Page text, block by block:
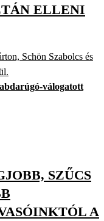
ELLENI
Schön Szabolcs és
válogatott
SZŰCS
A